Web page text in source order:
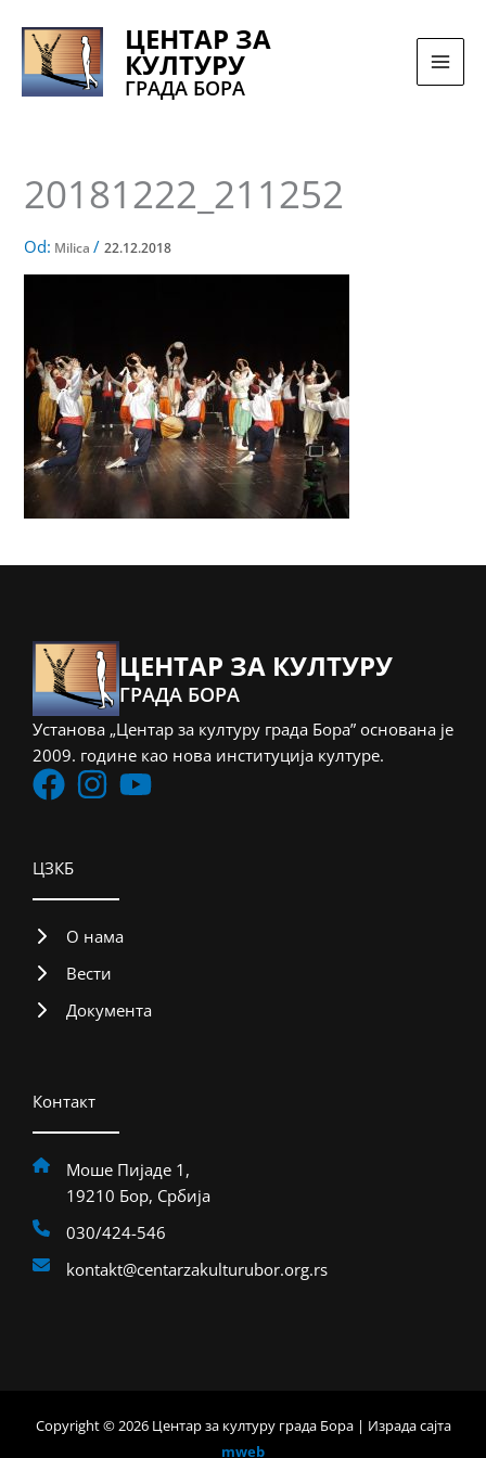
sadržaj
ЦЕНТАР ЗА
КУЛТУРУ
ГРАДА БОРА
20181222_211252
Od: Milica/22.12.2018
ЦЕНТАР ЗА КУЛТУРУ
ГРАДА БОРА
Установа „Центар за културу града Бора” основана је
2009. године као нова институција културе.
ЦЗКБ
О нама
Вести
Документа
Контакт
Моше Пијаде 1,
19210 Бор, Србија
030/424-546
kontakt@centarzakulturubor.org.rs
Copyright © 2026 Центар за културу града Бора | Израда сајта
mweb